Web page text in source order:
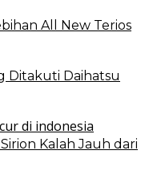
All New Terios
Ditakuti Daihatsu
Kalah Jauh dari